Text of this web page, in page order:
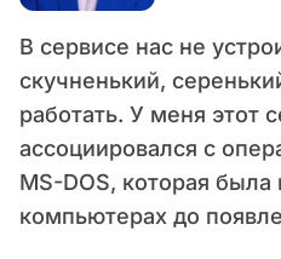
В сервисе нас не
скучненький,
работать. У меня этот
ассоциировался с
MS-DOS, которая была
компьютерах до